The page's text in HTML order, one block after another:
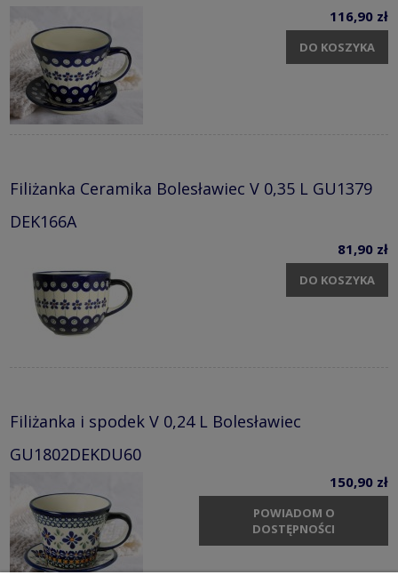
116,90 zł
DO KOSZYKA
Filiżanka Ceramika Bolesławiec V 0,35 L GU1379
DEK166A
81,90 zł
DO KOSZYKA
Filiżanka i spodek V 0,24 L Bolesławiec
GU1802DEKDU60
150,90 zł
POWIADOM O
DOSTĘPNOŚCI